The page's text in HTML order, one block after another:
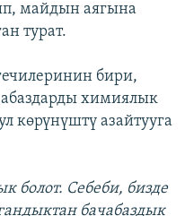
майдын аягына
турат.
бири,
химиялык
көрүнүштү азайтууга
болот. Себеби, бизде
бачабаздык